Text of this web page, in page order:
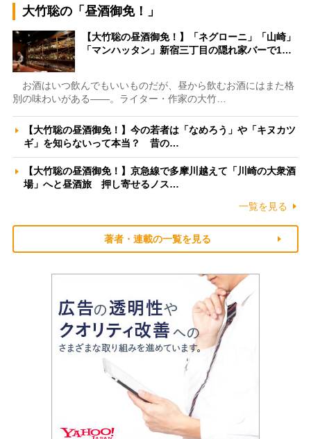
大竹聡の「昼酒御免！」
【大竹聡の昼酒御免！】「ネグローニ」「山崎」
「マンハッタン」新宿三丁目の隠れ家バーで1…
お酒はいつ飲んでもいいものだが、昼から飲むお酒にはまた格
別の味わいがある――。ライター・作家の大竹…
【大竹聡の昼酒御免！】今の若者は「なめろう」や「キヌカツ
ギ」を知らないって本当？ 昔の…
【大竹聡の昼酒御免！】京急線で多摩川越えて「川崎の大衆酒
場」へと昼酒旅 押し寄せるノス…
一覧を見る
著者・連載の一覧を見る